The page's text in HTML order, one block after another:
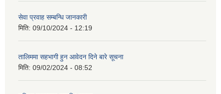
सेवा प्रवाह सम्बन्धि जानकारी
मिति: 09/10/2024 - 12:19
तालिममा सहभागी हुन आवेदन दिने बारे सूचना
मिति: 09/02/2024 - 08:52